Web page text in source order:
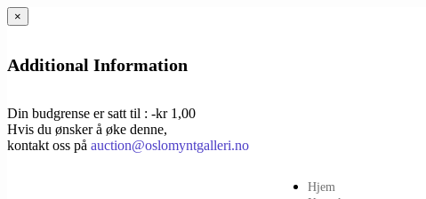
×
Additional Information
Din budgrense er satt til : -kr 1,00
Hvis du ønsker å øke denne,
kontakt oss på auction@oslomyntgalleri.no
Hjem